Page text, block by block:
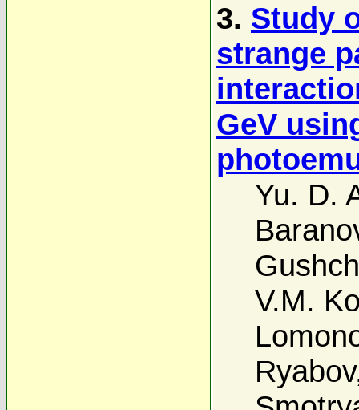
3. Study
strange
GeV
Yu. D.
V.M.
Ryabov